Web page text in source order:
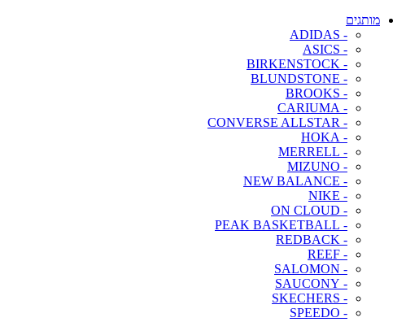
מותגים
- ADIDAS
- ASICS
- BIRKENSTOCK
- BLUNDSTONE
- BROOKS
- CARIUMA
- CONVERSE ALLSTAR
- HOKA
- MERRELL
- MIZUNO
- NEW BALANCE
- NIKE
- ON CLOUD
- PEAK BASKETBALL
- REDBACK
- REEF
- SALOMON
- SAUCONY
- SKECHERS
- SPEEDO